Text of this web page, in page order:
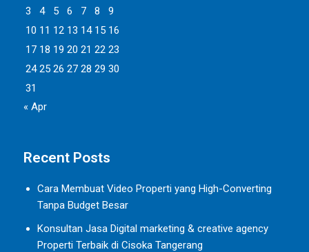
3
4 5 6 7 8
9
10 11 12 13 14 15 16
17 18 19 20 21 22 23
24 25 26 27 28 29 30
31
« Apr
Recent Posts
Cara Membuat Video Properti yang High-Converting
Tanpa Budget Besar
Konsultan Jasa Digital marketing & creative agency
Properti Terbaik di Cisoka Tangerang